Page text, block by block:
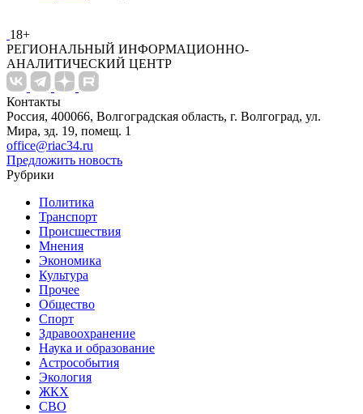
18+
РЕГИОНАЛЬНЫЙ ИНФОРМАЦИОННО-
АНАЛИТИЧЕСКИЙ ЦЕНТР
Контакты
Россия, 400066, Волгоградская область, г. Волгоград, ул.
Мира, зд. 19, помещ. 1
office@riac34.ru
Предложить новость
Рубрики
Политика
Транспорт
Происшествия
Мнения
Экономика
Культура
Прочее
Общество
Спорт
Здравоохранение
Наука и образование
Астрособытия
Экология
ЖКХ
СВО